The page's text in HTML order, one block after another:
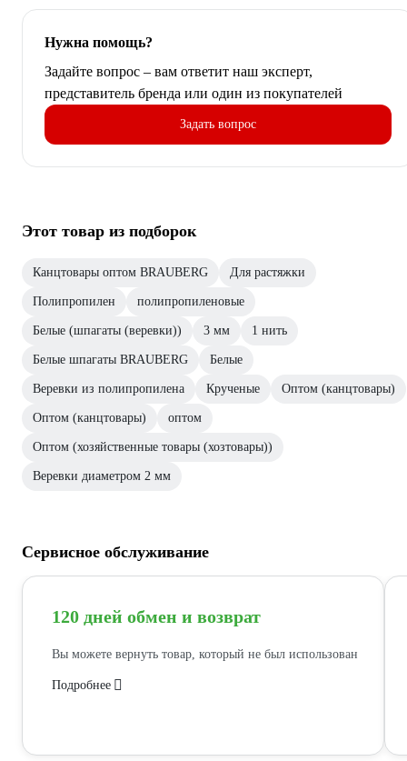
Нужна помощь?
Задайте вопрос – вам ответит наш эксперт,
представитель бренда или один из покупателей
Задать вопрос
Этот товар из подборок
Канцтовары оптом BRAUBERG Для растяжки
Полипропилен полипропиленовые
Белые (шпагаты (веревки)) 3 мм 1 нить
Белые шпагаты BRAUBERG Белые
Веревки из полипропилена Крученые Оптом (канцтовары)
Оптом (канцтовары) оптом
Оптом (хозяйственные товары (хозтовары))
Веревки диаметром 2 мм
Сервисное обслуживание
120 дней обмен и возврат
Вы можете вернуть товар, который не был использован
Подробнее